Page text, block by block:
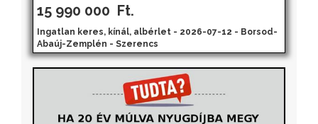
15 990 000 Ft.
Ingatlan keres, kínál, albérlet - 2026-07-12 - Borsod-
Abaúj-Zemplén - Szerencs